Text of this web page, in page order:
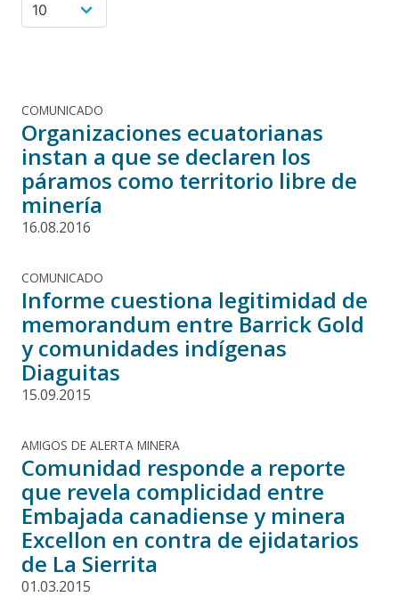
COMUNICADO
Organizaciones ecuatorianas
instan a que se declaren los
páramos como territorio libre de
minería
16.08.2016
COMUNICADO
Informe cuestiona legitimidad de
memorandum entre Barrick Gold
y comunidades indígenas
Diaguitas
15.09.2015
AMIGOS DE ALERTA MINERA
Comunidad responde a reporte
que revela complicidad entre
Embajada canadiense y minera
Excellon en contra de ejidatarios
de La Sierrita
01.03.2015